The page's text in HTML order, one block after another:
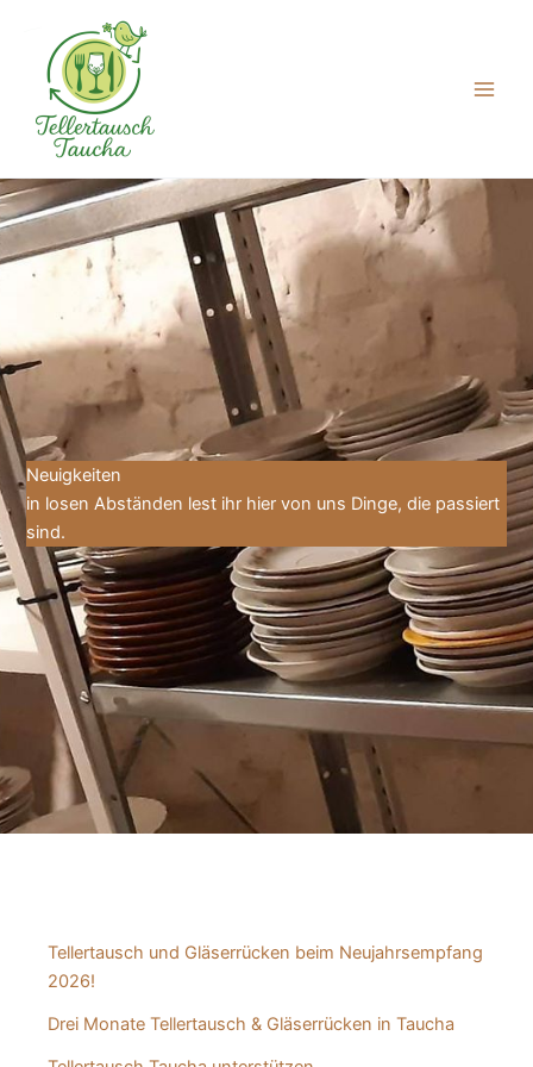
springen
Neuigkeiten
in losen Abständen lest ihr hier von uns Dinge, die passiert
sind.
Tellertausch und Gläserrücken beim Neujahrsempfang
2026!
Drei Monate Tellertausch & Gläserrücken in Taucha